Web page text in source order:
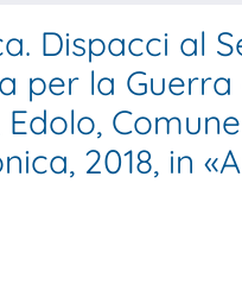
Dispacci al
per la Guerra
2018, in